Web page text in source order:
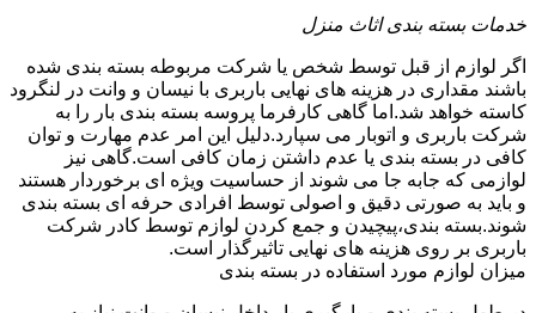
خدمات بسته بندی اثاث منزل
اگر لوازم از قبل توسط شخص یا شرکت مربوطه بسته بندی شده
باشند مقداری در هزینه های نهایی باربری با نیسان و وانت در لنگرود
کاسته خواهد شد.اما گاهی کارفرما پروسه بسته بندی بار را به
شرکت باربری و اتوبار می سپارد.دلیل این امر عدم مهارت و توان
کافی در بسته بندی یا عدم داشتن زمان کافی است.گاهی نیز
لوازمی که جابه جا می شوند از حساسیت ویژه ای برخوردار هستند
و باید به صورتی دقیق و اصولی توسط افرادی حرفه ای بسته بندی
شوند.بسته بندی،پیچیدن و جمع کردن لوازم توسط کادر شرکت
باربری بر روی هزینه های نهایی تاثیرگذار است.
میزان لوازم مورد استفاده در بسته بندی